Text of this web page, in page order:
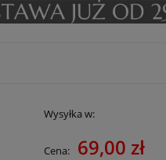
Wysyłka w:
Cena: 69,00 zł